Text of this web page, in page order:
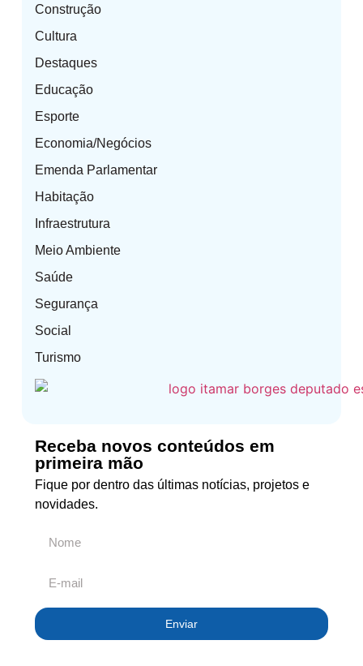
Construção
Cultura
Destaques
Educação
Esporte
Economia/Negócios
Emenda Parlamentar
Habitação
Infraestrutura
Meio Ambiente
Saúde
Segurança
Social
Turismo
Receba novos conteúdos em
primeira mão
Fique por dentro das últimas notícias, projetos e
novidades.
Enviar